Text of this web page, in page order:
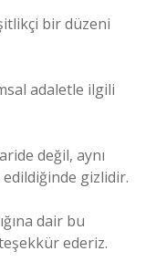
bir düzeni
adaletle ilgili
değil, aynı
gizlidir.
dair bu
ederiz.